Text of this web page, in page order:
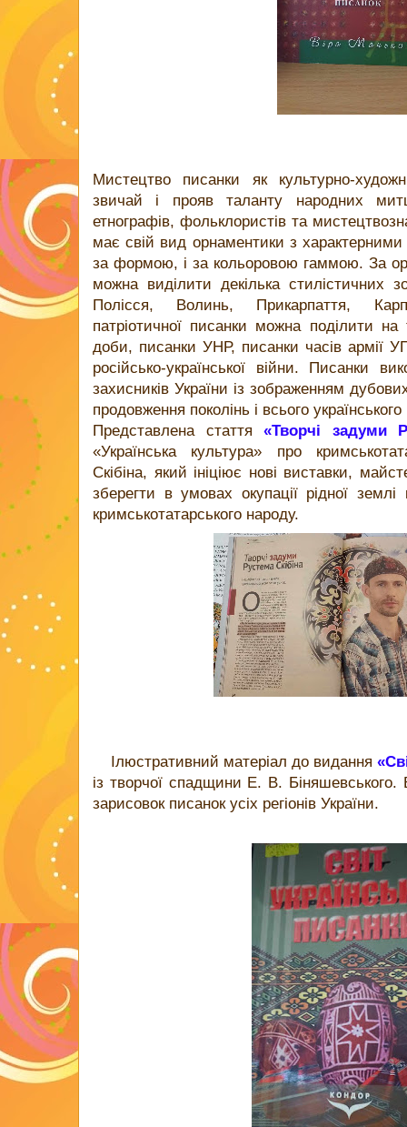
Мистецтво писанки як культурно-
звичай і прояв таланту народних
етнографів, фольклористів та
має свій вид орнаментики з
за формою, і за кольоровою гаммою. За
можна виділити декілька стилістичних
Полісся, Волинь, Прикарпаття,
патріотичної писанки можна поділити на
доби, писанки УНР, писанки часів армії
російсько-української війни. Писанки
захисників України із зображенням
продовження поколінь і всього
Представлена стаття«Творчі задуми
«Українська культура» про
Скібіна, який ініціює нові виставки,
зберегти в умовах окупації рідної землі
кримськотатарського народу.
Ілюстративний матеріал до видання
із творчої спадщини Е. В. Біняшевського.
зарисовок писанок усіх регіонів України.